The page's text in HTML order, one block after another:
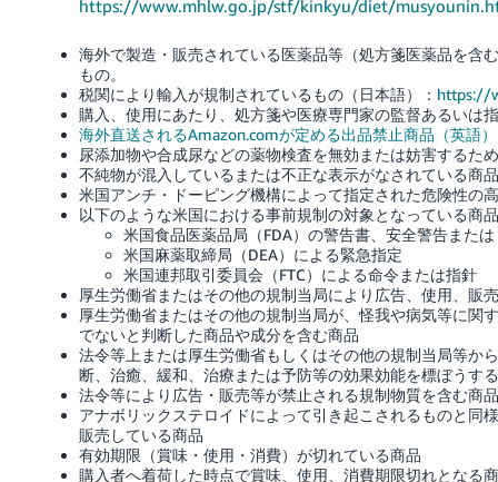
https://www.mhlw.go.jp/stf/kinkyu/diet/
海外で製造・販売されている医薬品等（処方箋医薬品を含
もの。
税関により輸入が規制されているもの（日本語）： https://
購入、使用にあたり、処方箋や医療専門家の監督あるいは
海外直送されるAmazon.comが定める出品禁止商品（英語）
尿添加物や合成尿などの薬物検査を無効または妨害するた
不純物が混入しているまたは不正な表示がなされている商品
米国アンチ・ドーピング機構によって指定された危険性の
以下のような米国における事前規制の対象となっている商品
米国食品医薬品局（FDA）の警告書、安全警告また
米国麻薬取締局（DEA）による緊急指定
米国連邦取引委員会（FTC）による命令または指針
厚生労働省またはその他の規制当局により広告、使用、販
厚生労働省またはその他の規制当局が、怪我や病気等に関
でないと判断した商品や成分を含む商品
法令等上または厚生労働省もしくはその他の規制当局等か
断、治癒、緩和、治療または予防等の効果効能を標ぼうす
法令等により広告・販売等が禁止される規制物質を含む商品
アナボリックステロイドによって引き起こされるものと同
販売している商品
有効期限（賞味・使用・消費）が切れている商品
購入者へ着荷した時点で賞味、使用、消費期限切れとなる